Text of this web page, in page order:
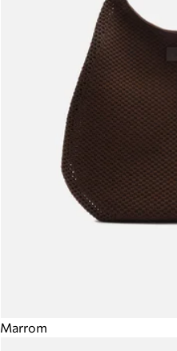
Marrom